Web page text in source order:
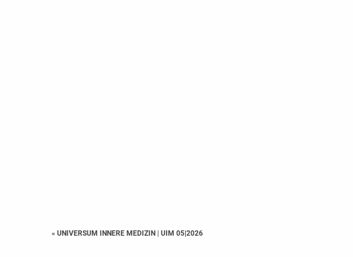
« UNIVERSUM INNERE MEDIZIN UIM 05|2026